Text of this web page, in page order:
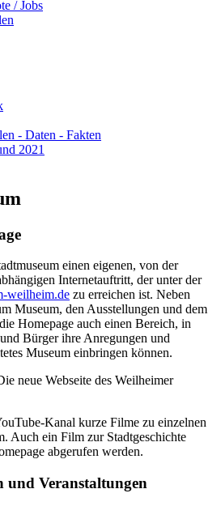
/ Jobs
- Daten - Fakten
2021
einen eigenen, von der
Internetauftritt, der unter der
weilheim.de zu erreichen ist. Neben
Museum, den Ausstellungen und dem
Homepage auch einen Bereich, in
Bürger ihre Anregungen und
Museum einbringen können.
neue Webseite des Weilheimer
Kanal kurze Filme zu einzelnen
Auch ein Film zur Stadtgeschichte
abgerufen werden.
und Veranstaltungen